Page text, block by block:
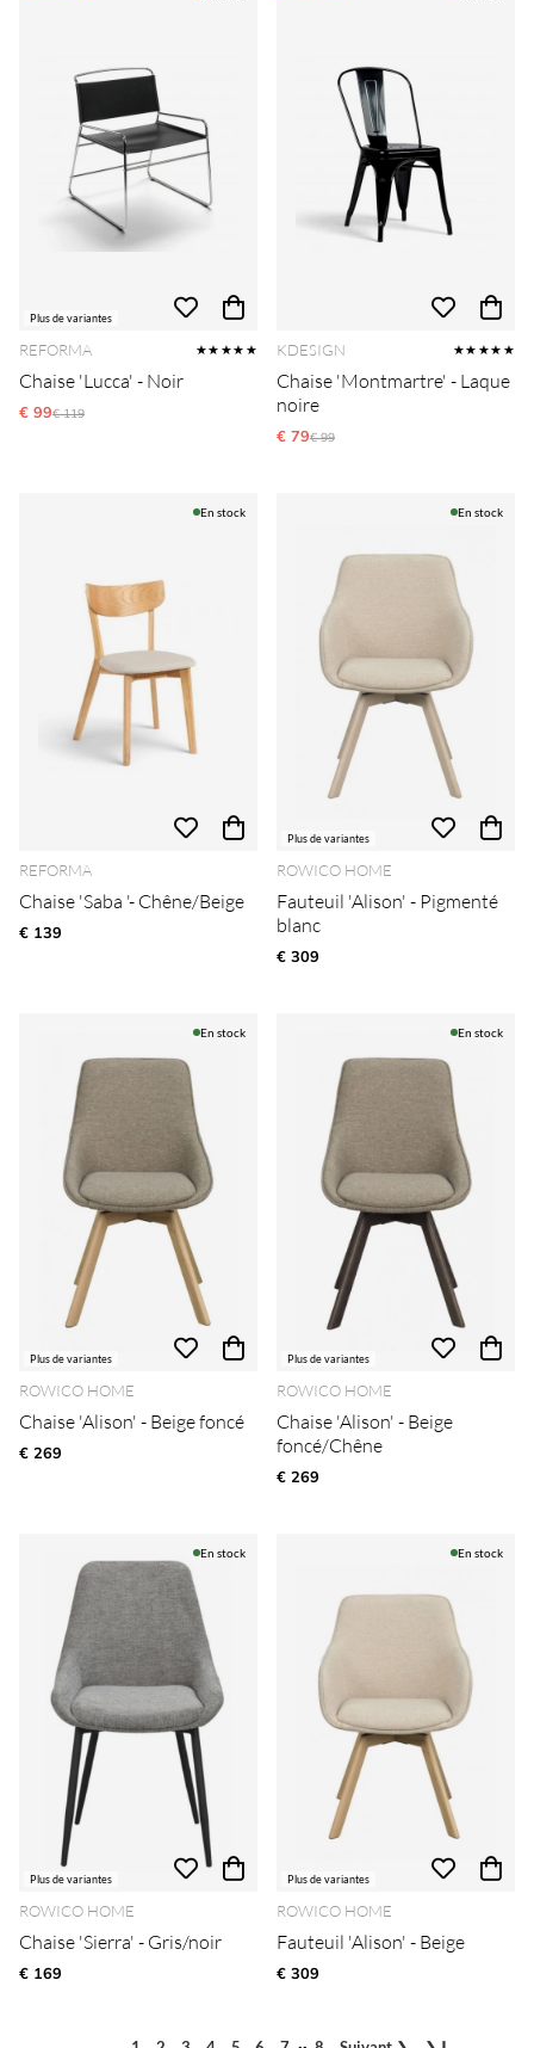
Plus de variantes
REFORMA ★★★★★
Chaise 'Lucca' - Noir
€ 99Prix régulier:
€ 119
KDESIGN ★★★★★
Chaise 'Montmartre' - Laque
noire
€ 79Prix régulier:
€ 99
En stock
REFORMA
Chaise 'Saba '- Chêne/Beige
€ 139
Plus de variantes
En stock
ROWICO HOME
Fauteuil 'Alison' - Pigmenté
blanc
€ 309
Plus de variantes
En stock
ROWICO HOME
Chaise 'Alison' - Beige foncé
€ 269
Plus de variantes
En stock
ROWICO HOME
Chaise 'Alison' - Beige
foncé/Chêne
€ 269
Plus de variantes
En stock
ROWICO HOME
Chaise 'Sierra' - Gris/noir
€ 169
Plus de variantes
En stock
ROWICO HOME
Fauteuil 'Alison' - Beige
€ 309
..